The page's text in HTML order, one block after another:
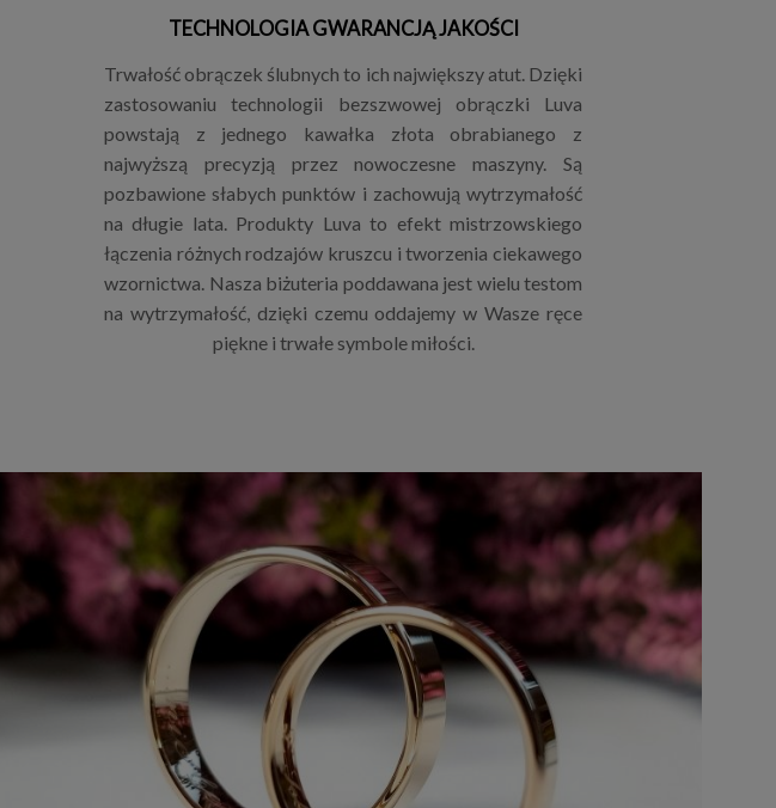
TECHNOLOGIA GWARANCJĄ JAKOŚCI
Trwałość obrączek ślubnych to ich największy atut. Dzięki
zastosowaniu technologii bezszwowej obrączki Luva
powstają z jednego kawałka złota obrabianego z
najwyższą precyzją przez nowoczesne maszyny. Są
pozbawione słabych punktów i zachowują wytrzymałość
na długie lata. Produkty Luva to efekt mistrzowskiego
łączenia różnych rodzajów kruszcu i tworzenia ciekawego
wzornictwa. Nasza biżuteria poddawana jest wielu testom
na wytrzymałość, dzięki czemu oddajemy w Wasze ręce
piękne i trwałe symbole miłości.